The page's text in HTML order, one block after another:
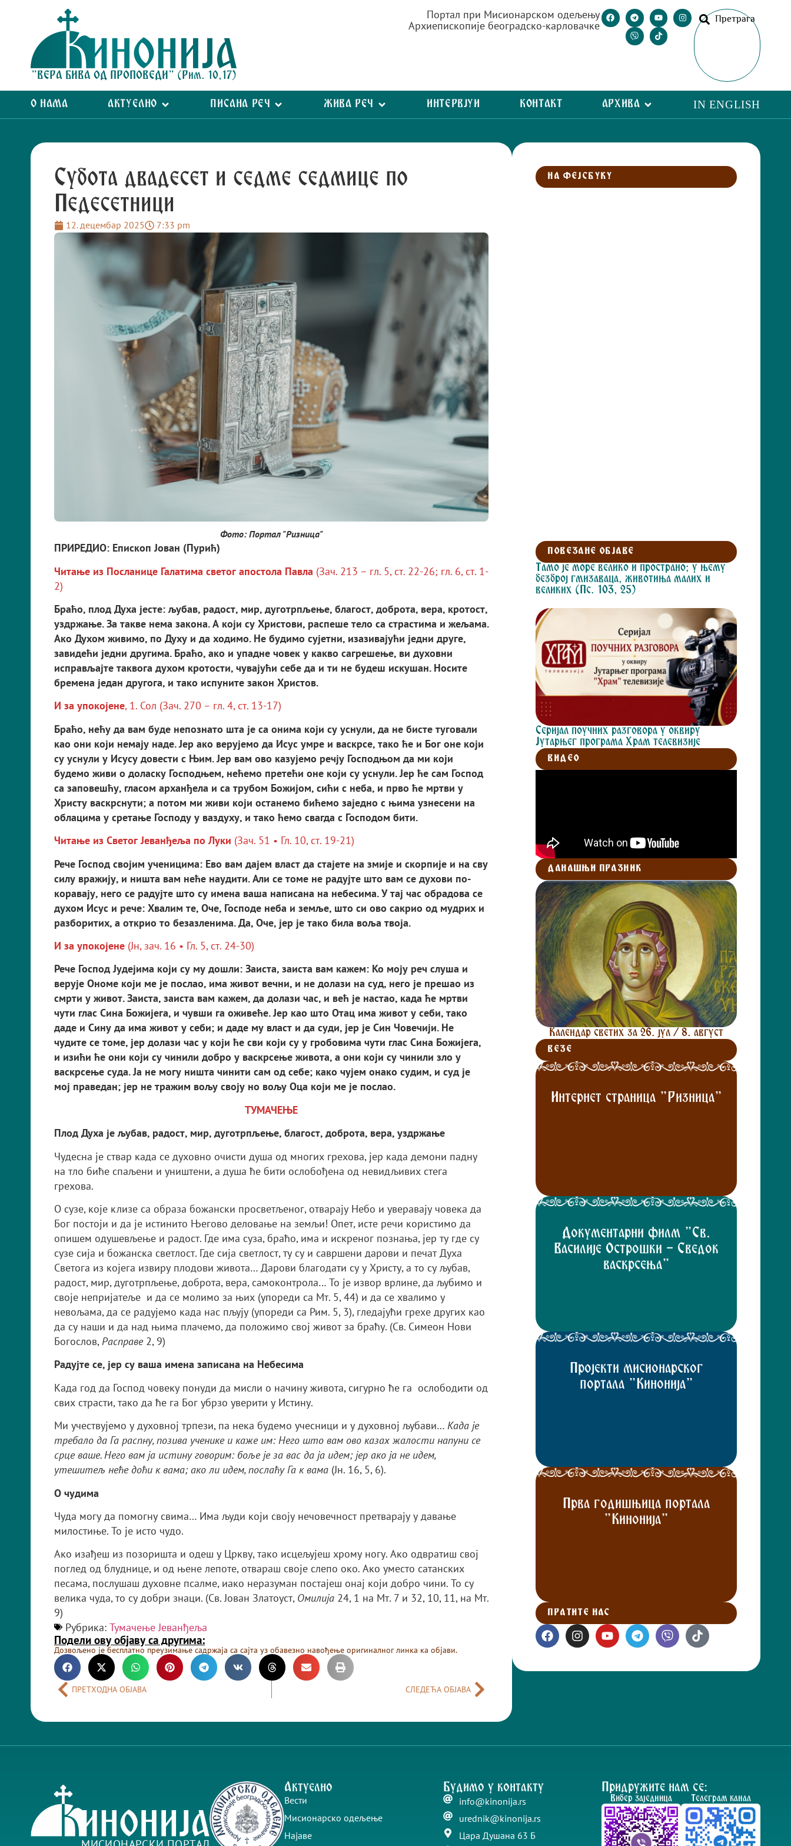
"ВЕРА БИВА ОД ПРОПОВЕДИ" (Рим. 10,17)
Портал при Мисионарском одељењу
Архиепископије београдско-карловачке
Претрага
О НАМА АКТУЕЛНО ПИСАНА РЕЧ ЖИВА РЕЧ ИНТЕРВЈУИ КОНТАКТ АРХИВА IN ENGLISH
Субота двадесет и седме седмице по
Педесетници
12. децембар 2025 7:33 pm
Фото: Портал "Ризница"
ПРИРЕДИО: Епископ Јован (Пурић)
Читање из Посланице Галатима светог апостола Павла (Зач. 213 – гл. 5, ст. 22-26; гл. 6, ст. 1-
2)
Браћо, плод Духа јесте:љубав, радост, мир, дуготрпљење, благост, доброта, вера, кротост,
уздржање.За такве нема закона.А који су Христови, распеше тело са страстима и жељама.
Ако Духом живимо, по Духу и да ходимо. Не будимо сујетни, изазивајући једни друге,
завидећи једни другима. Браћо, ако и упадне човек у какво сагрешење, ви духовни
исправљајте таквога духом кротости, чувајући себе да и ти не будеш искушан. Носите
бремена један другога, и тако испуните закон Христов.
И за упокојене, 1. Сол (Зач. 270 – гл. 4, ст. 13-17)
Браћо, нећу да вам буде непознато шта је са онима ко­ји су уснули, да не бисте туговали
као они који немају наде. Јер ако верујемо да Исус умре и васкрсе, тако ће и Бог оне који
су уснули у Исусу довести с Њим. Јер вам ово казујемо речју Господњом да ми који
будемо живи о дола­ску Господњем, нећемо претећи оне који су уснули. Јер ће сам Господ
са заповешћу, гласом арханђела и са трубом Божијом, сићи с неба, и прво ће мртви у
Христу васкрс­нути; а потом ми живи који останемо бићемо заједно с њима узнесени на
облацима у сретање Господу у ваздуху, и тако ћемо свагда с Господом бити.
Читање из Светог Јеванђеља по Луки (Зач. 51 • Гл. 10, ст. 19-21)
Рече Господ својим ученицима: Ево вам дајем власт да ста­јете на змије и скорпије и на сву
силу вражију, и ништа вам неће наудити. Али се томе не радујте што вам се духови по­
коравају, него се радујте што су имена ваша написана на небесима. У тај час обрадова се
духом Исус и рече: Хвалим те, Оче, Господе неба и земље, што си ово сакрио од мудрих и
разборитих, а открио то безазленима. Да, Оче, јер је тако била воља твоја.
И за упокојене (Јн, зач. 16 • Гл. 5, ст. 24-30)
Рече Господ Јудејима који су му дошли: Заиста, заиста вам кажем: Ко моју реч слуша и
верује Ономе који ме је послао, има живот вечни, и не долази на суд, него је прешао из
смрти у живот. Заиста, заиста вам кажем, да долази час, и већ је настао, када ће мртви
чути глас Сина Божијега, и чувши га оживеће. Јер као што Отац има живот у себи, тако
даде и Сину да има живот у себи; и даде му власт и да суди, јер је Син Човечији. Не
чудите се томе, јер долази час у који ће сви који су у гробовима чути глас Сина Божијега,
и изићи ће они који су чинили добро у васкрсење живота, а они који су чинили зло у
васкрсење суда. Ја не могу ништа чинити сам од себе; како чујем онако судим, и суд је
мој праведан; јер не тражим вољу своју но вољу Оца који ме је послао.
ТУМАЧЕЊЕ
Плод Духа је љубав, радост, мир, дуготрпљење, благост, доброта, вера, уздржање
Чудесна је ствар када се духовно очисти душа од многих грехова, јер када демони падну
на тло биће спаљени и уништени, а душа ће бити ослобођена од невидљивих стега
грехова.
О сузе, које клизе са образа божански просветљеног, отварају Небо и уверавају човека да
Бог постоји и да је истинито Његово деловање на земљи! Опет, исте речи користимо да
опишем одушевљење и радост. Где има суза, браћо, има и искреног познања, јер ту где су
сузе сија и божанска светлост. Где сија светлост, ту су и савршени дарови и печат Духа
Светога из којега извиру плодови живота… Дарови благодати су у Христу, а то су љубав,
радост, мир, дуготрпљење, доброта, вера, самоконтрола… То је извор врлине, да љубимо и
своје непријатеље и да се молимо за њих (упореди са Мт. 5, 44) и да се хвалимо у
невољама, да се радујемо када нас пљују (упореди са Рим. 5, 3), гледајући грехе других као
да су наши и да над њима плачемо, да положимо свој живот за браћу. (Св. Симеон Нови
Богослов,Расправе 2, 9)
Радујте се, јер су ваша имена записана на Небесима
Када год да Господ човеку понуди да мисли о начину живота, сигурно ће га ослободити од
свих страсти, тако да ће га Бог убрзо уверити у Истину.
Ми учествујемо у духовној трпези, па нека будемо учесници и у духовној љубави… Када је
требало да Га распну, позива ученике и каже им: Него што вам ово казах жалости напуни се
срце ваше. Него вам ја истину говорим: боље је за вас да ја идем; јер ако ја не идем,
утешитељ неће доћи к вама; ако ли идем, послаћу Га к вама (Јн. 16, 5, 6).
О чудима
Чуда могу да помогну свима… Има људи који своју нечовечност претварају у давање
милостиње. То је исто чудо.
Ако изађеш из позоришта и одеш у Цркву, тако исцељујеш хрому ногу. Ако одвратиш свој
поглед од блуднице, и од њене лепоте, отвараш своје слепо око. Ако уместо сатанских
песама, послушаш духовне псалме, иако неразуман постајеш онај који добро чини. То су
велика чуда, то су добри знаци. (Св. Јован Златоуст, Омилија 24, 1 на Мт. 7 и 32, 10, 11, на Мт.
9)
Рубрика: Тумачење Јеванђеља
Подели ову објаву са другима:
Дозвољено је бесплатно преузимање садржаја са сајта уз обавезно навођење оригиналног линка ка објави.
ПРЕТХОДНА ОБЈАВА СЛЕДЕЋА ОБЈАВА
НА ФЕЈСБУКУ
ПОВЕЗАНЕ ОБЈАВЕ
Тамо је море велико и пространо; у њему
безброј гмизаваца, животиња малих и
великих (Пс. 103, 25)
Серијал поучних разговора у оквиру
Јутарњег програма Храм телевизије
ВИДЕО
ДАНАШЊИ ПРАЗНИК
Календар светих за 26. јул / 8. август
ВЕЗЕ
Интернет страница "Ризница"
Документарни филм "Св.
Василије Острошки - Сведок
васкрсења"
Пројекти мисионарског
портала "Кинонија"
Прва годишњица портала
"Кинонија"
ПРАТИТЕ НАС
Актуелно
Вести
Мисионарско одељење
Најаве
Будимо у контакту
info@kinonija.rs
urednik@kinonija.rs
Цара Душана 63 Б
Придружите нам се:
Вибер заједница Телеграм канал